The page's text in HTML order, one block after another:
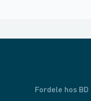
Fordele hos BD